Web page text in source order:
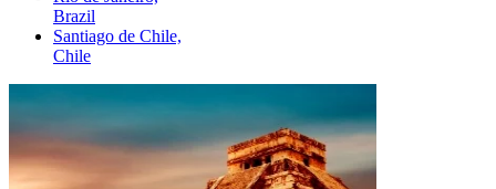
Brazil
Santiago de Chile,
Chile